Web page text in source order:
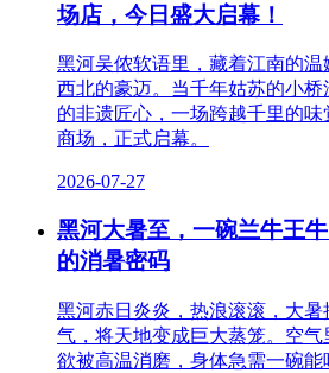
场店，今日盛大启幕！
黑河吴侬软语里，藏着江南的
西北的豪迈。当千年姑苏的小
的非遗匠心，一场跨越千里的
商场，正式启幕。
2026-07-27
黑河大暑至，一碗兰牛王
的消暑密码
黑河赤日炎炎，热浪滚滚，大
气，将天地变成巨大蒸笼。空
欲被高温消磨，身体急需一碗